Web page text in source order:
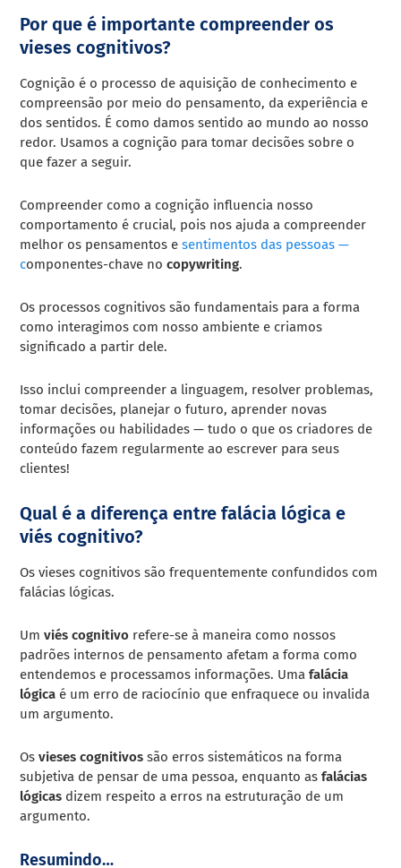
Por que é importante compreender os
vieses cognitivos?
Cognição é o processo de aquisição de conhecimento e
compreensão por meio do pensamento, da experiência e
dos sentidos. É como damos sentido ao mundo ao nosso
redor. Usamos a cognição para tomar decisões sobre o
que fazer a seguir.
Compreender como a cognição influencia nosso
comportamento é crucial, pois nos ajuda a compreender
melhor os pensamentos e sentimentos das pessoas —
componentes-chave nocopywriting.
Os processos cognitivos são fundamentais para a forma
como interagimos com nosso ambiente e criamos
significado a partir dele.
Isso inclui compreender a linguagem, resolver problemas,
tomar decisões, planejar o futuro, aprender novas
informações ou habilidades — tudo o que os criadores de
conteúdo fazem regularmente ao escrever para seus
clientes!
Qual é a diferença entre falácia lógica e
viés cognitivo?
Os vieses cognitivos são frequentemente confundidos com
falácias lógicas.
Umviés cognitivo refere-se à maneira como nossos
padrões internos de pensamento afetam a forma como
entendemos e processamos informações. Umafalácia
lógica é um erro de raciocínio que enfraquece ou invalida
um argumento.
Osvieses cognitivos são erros sistemáticos na forma
subjetiva de pensar de uma pessoa, enquanto asfalácias
lógicas dizem respeito a erros na estruturação de um
argumento.
Resumindo…